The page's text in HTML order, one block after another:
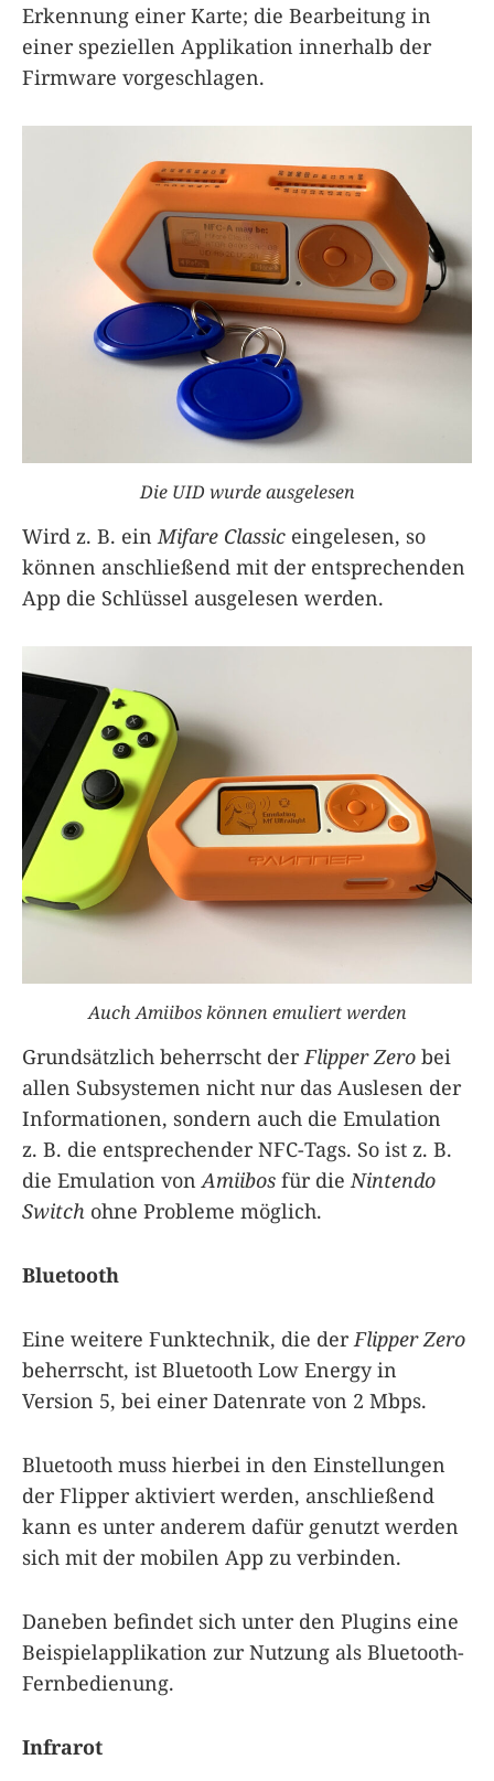
Erkennung einer Karte; die Bearbeitung in
einer speziellen Applikation innerhalb der
Firmware vorgeschlagen.
Die UID wurde ausgelesen
Wird z. B. einMifare Classic eingelesen, so
können anschließend mit der entsprechenden
App die Schlüssel ausgelesen werden.
Auch Amiibos können emuliert werden
Grundsätzlich beherrscht derFlipper Zero bei
allen Subsystemen nicht nur das Auslesen der
Informationen, sondern auch die Emulation
z. B. die entsprechender NFC-Tags. So ist z. B.
die Emulation vonAmiibos für dieNintendo
Switch ohne Probleme möglich.
Bluetooth
Eine weitere Funktechnik, die derFlipper Zero
beherrscht, ist Bluetooth Low Energy in
Version 5, bei einer Datenrate von 2 Mbps.
Bluetooth muss hierbei in den Einstellungen
der Flipper aktiviert werden, anschließend
kann es unter anderem dafür genutzt werden
sich mit der mobilen App zu verbinden.
Daneben befindet sich unter den Plugins eine
Beispielapplikation zur Nutzung als Bluetooth-
Fernbedienung.
Infrarot